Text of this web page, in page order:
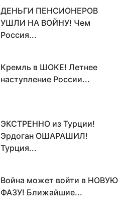
ДЕНЬГИ ПЕНСИОНЕРОВ
УШЛИ НА ВОЙНУ! Чем
Россия...
Кремль в ШОКЕ! Летнее
наступление России...
ЭКСТРЕННО из Турции!
Эрдоган ОШАРАШИЛ!
Турция...
Война может войти в НОВУЮ
ФАЗУ! Ближайшие...